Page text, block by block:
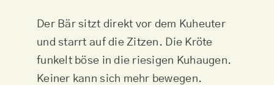
Der Bär sitzt direkt vor dem Kuheuter
und starrt auf die Zitzen. Die Kröte
funkelt böse in die riesigen Kuhaugen.
Keiner kann sich mehr bewegen.